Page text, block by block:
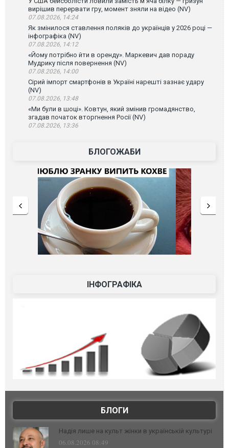
вирішив перервати гру, момент зняли на відео (NV)
07.08.2026, 14:24
Як змінилося ставлення поляків до українців у 2026 році —
інфографіка (NV)
07.08.2026, 14:12
«Йому потрібно йти в оренду». Маркевич дав пораду
Мудрику після повернення (NV)
07.08.2026, 14:00
Сірий імпорт смартфонів в Україні нарешті зазнає удару
(NV)
07.08.2026, 13:48
«Ми були в шоці». Ковтун, який змінив громадянство,
згадав початок вторгнення Росії (NV)
07.08.2026, 13:36
БЛОГОЖАБИ
ІНФОГРАФІКА
БЛОГИ
Надія лише на культ жінки в українській культурі
06.08.2026 08:49